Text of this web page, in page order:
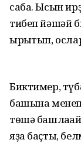
саба. Ысын
тибеп йәшәй
ырғытып,
Биктимер,
башына
төшә
яҙа баҫты,